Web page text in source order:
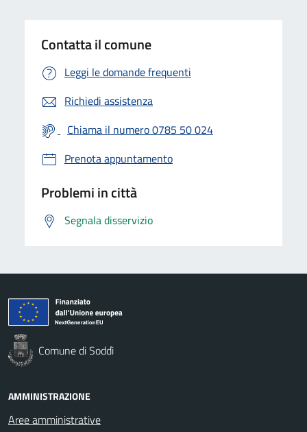
Contatta il comune
Leggi le domande frequenti
Richiedi assistenza
Chiama il numero 0785 50 024
Prenota appuntamento
Problemi in città
Segnala disservizio
Comune di Soddì
AMMINISTRAZIONE
Aree amministrative